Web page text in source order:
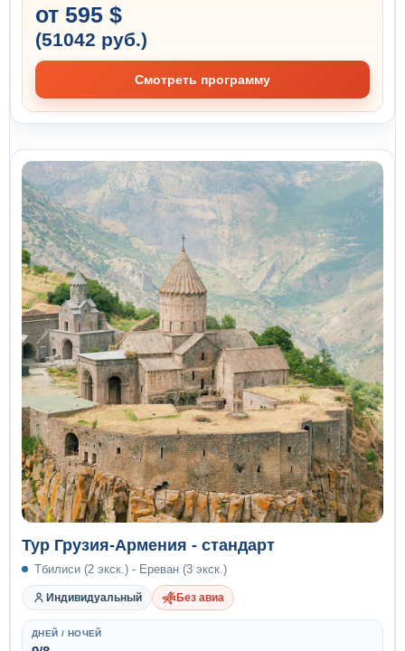
от 595 $
(51042 руб.)
Смотреть программу
Тур Грузия-Армения - стандарт
Тбилиси (2 экск.) - Ереван (3 экск.)
Индивидуальный Без авиа
ДНЕЙ / НОЧЕЙ